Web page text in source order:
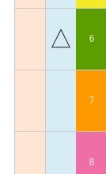
△ 6
7
8